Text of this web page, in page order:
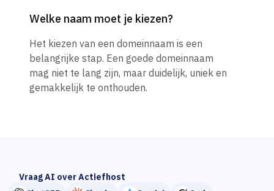
Welke naam moet je kiezen?
Het kiezen van een domeinnaam is een
belangrijke stap. Een goede domeinnaam
mag niet te lang zijn, maar duidelijk, uniek en
gemakkelijk te onthouden.
Vraag AI over Actiefhost